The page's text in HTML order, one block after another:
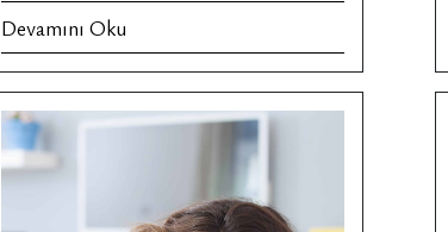
Devamını Oku